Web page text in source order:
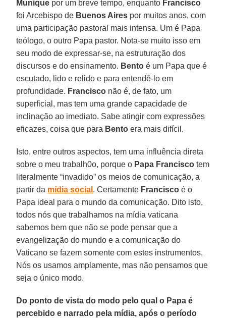
Munique por um breve tempo, enquanto Francisco
foi Arcebispo de Buenos Aires por muitos anos, com
uma participação pastoral mais intensa. Um é Papa
teólogo, o outro Papa pastor. Nota-se muito isso em
seu modo de expressar-se, na estruturação dos
discursos e do ensinamento. Bento é um Papa que é
escutado, lido e relido e para entendê-lo em
profundidade. Francisco não é, de fato, um
superficial, mas tem uma grande capacidade de
inclinação ao imediato. Sabe atingir com expressões
eficazes, coisa que para Bento era mais difícil.
Isto, entre outros aspectos, tem uma influência direta
sobre o meu trabalh0o, porque o Papa Francisco tem
literalmente “invadido” os meios de comunicação, a
partir da mídia social . Certamente Francisco é o
Papa ideal para o mundo da comunicação. Dito isto,
todos nós que trabalhamos na mídia vaticana
sabemos bem que não se pode pensar que a
evangelização do mundo e a comunicação do
Vaticano se fazem somente com estes instrumentos.
Nós os usamos amplamente, mas não pensamos que
seja o único modo.
Do ponto de vista do modo pelo qual o Papa é
percebido e narrado pela mídia, após o período